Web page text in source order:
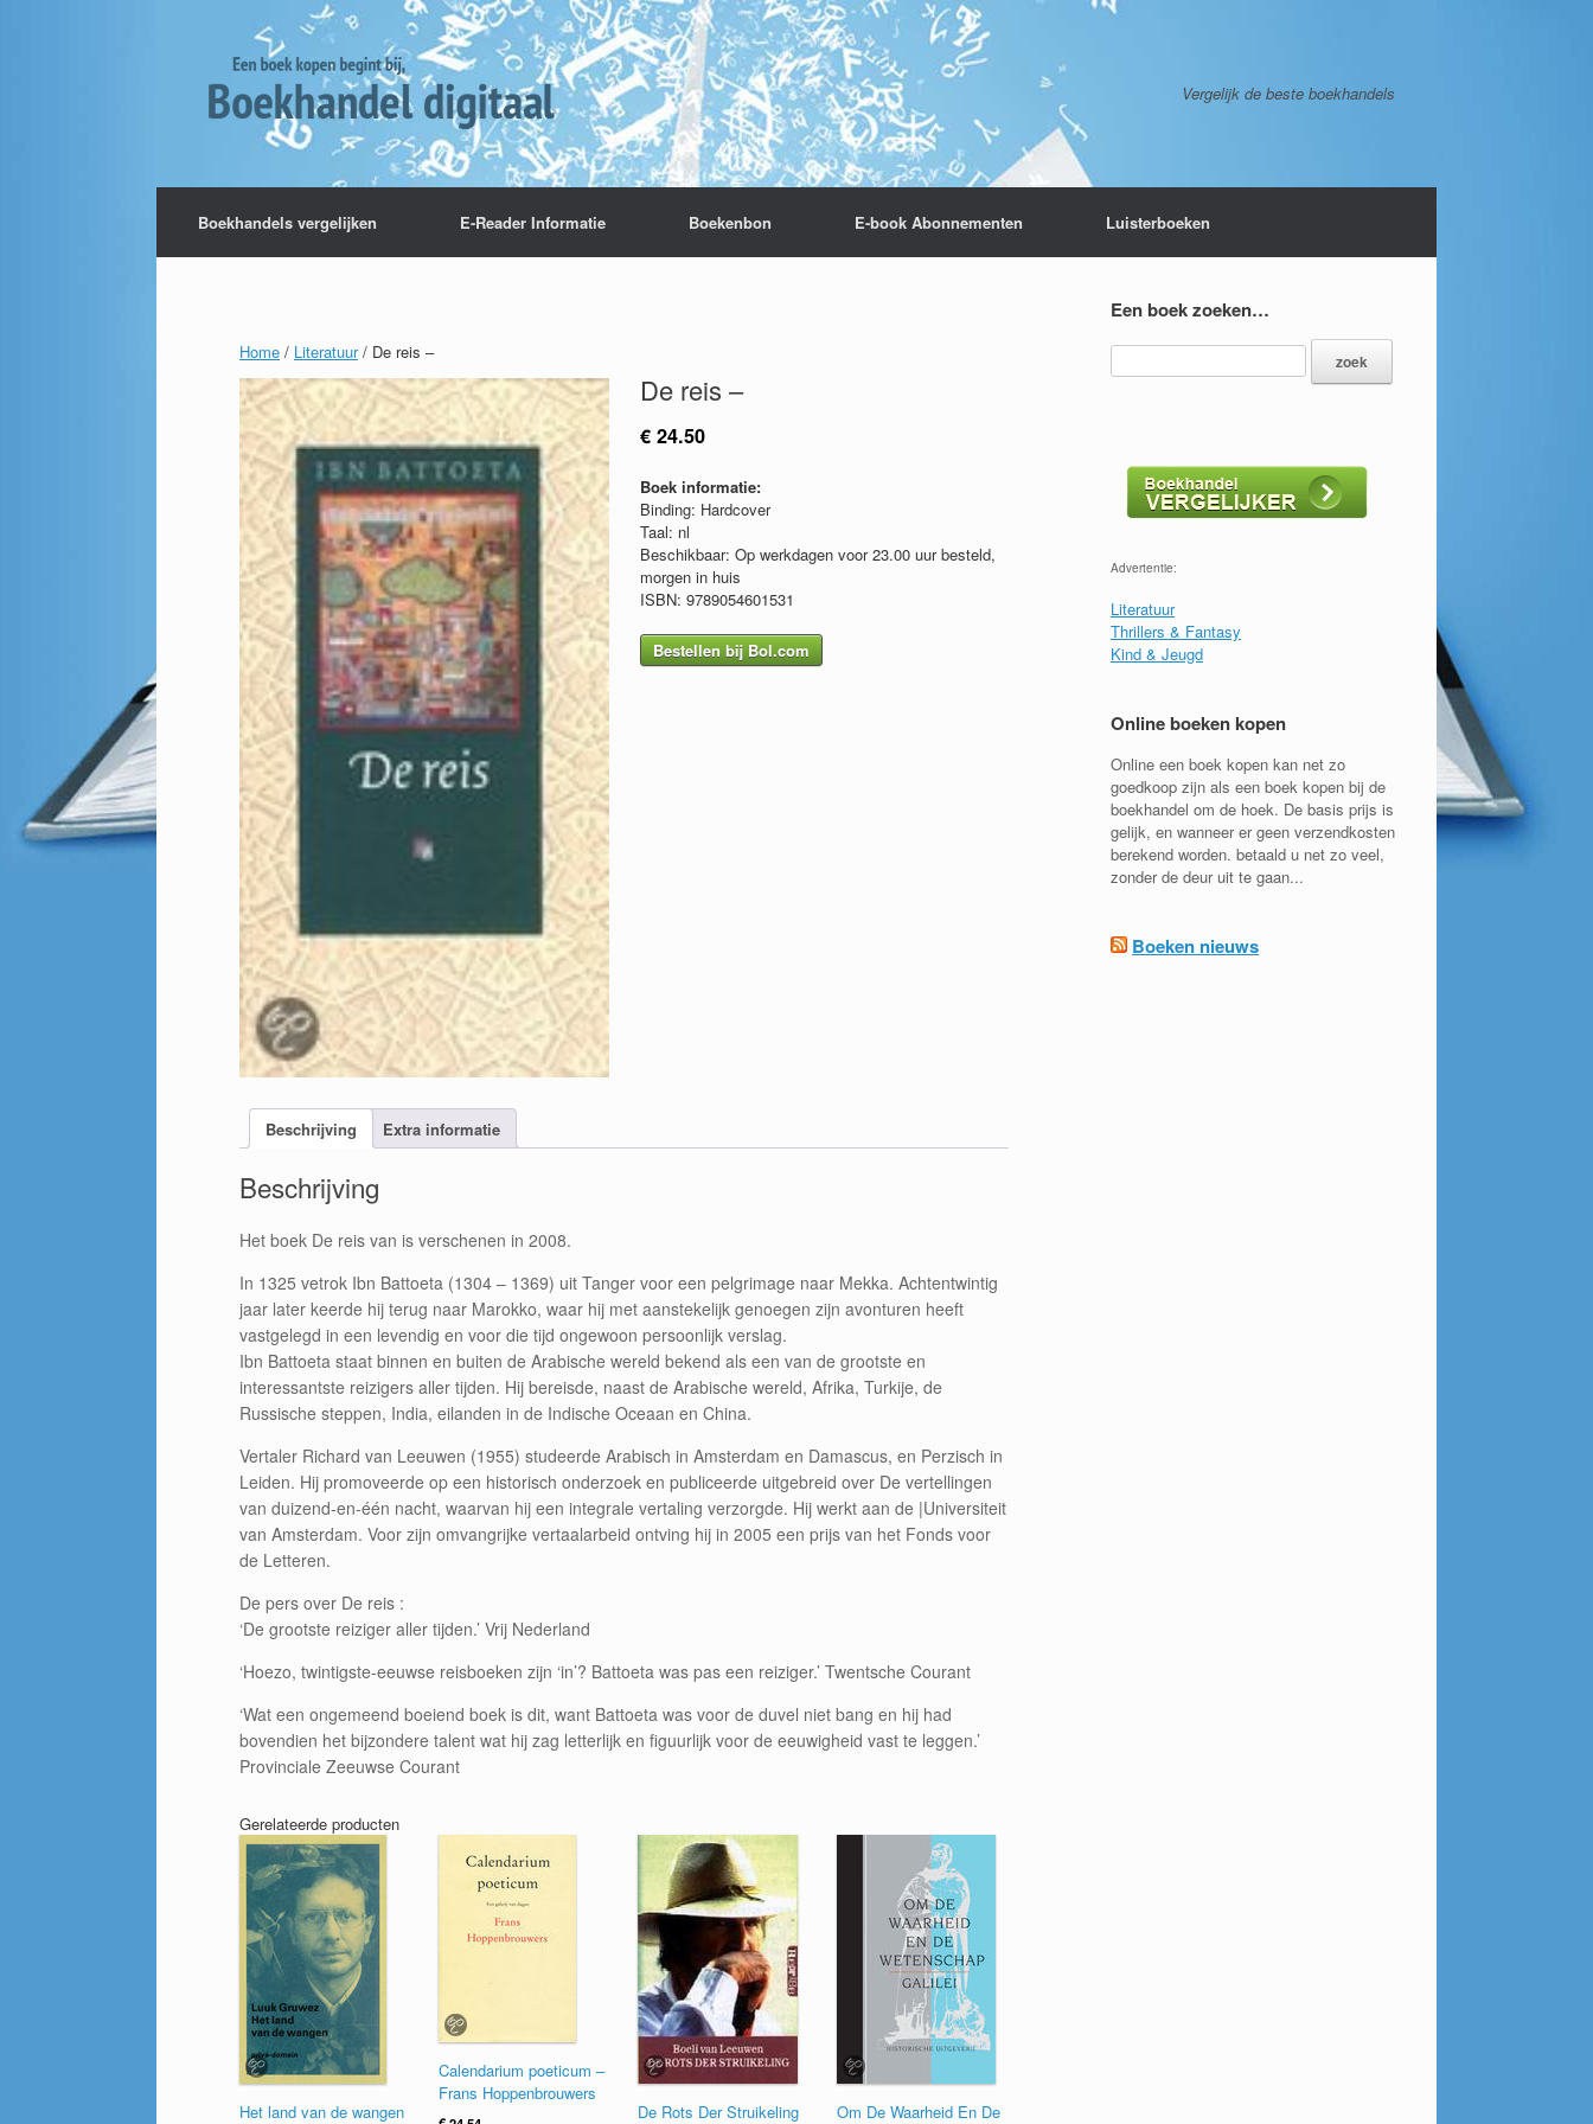
Vergelijk de beste boekhandels
Boekhandels vergelijken E-Reader Informatie Boekenbon E-book Abonnementen Luisterboeken
Home / Literatuur/ De reis –
De reis –
€ 24.50
Boek informatie:
Binding: Hardcover
Taal: nl
Beschikbaar: Op werkdagen voor 23.00 uur besteld,
morgen in huis
ISBN: 9789054601531
Bestellen bij Bol.com
Beschrijving Extra informatie
Beschrijving
Het boek De reis van is verschenen in 2008.
In 1325 vetrok Ibn Battoeta (1304 – 1369) uit Tanger voor een pelgrimage naar Mekka. Achtentwintig
jaar later keerde hij terug naar Marokko, waar hij met aanstekelijk genoegen zijn avonturen heeft
vastgelegd in een levendig en voor die tijd ongewoon persoonlijk verslag.
Ibn Battoeta staat binnen en buiten de Arabische wereld bekend als een van de grootste en
interessantste reizigers aller tijden. Hij bereisde, naast de Arabische wereld, Afrika, Turkije, de
Russische steppen, India, eilanden in de Indische Oceaan en China.
Vertaler Richard van Leeuwen (1955) studeerde Arabisch in Amsterdam en Damascus, en Perzisch in
Leiden. Hij promoveerde op een historisch onderzoek en publiceerde uitgebreid over De vertellingen
van duizend-en-één nacht, waarvan hij een integrale vertaling verzorgde. Hij werkt aan de |Universiteit
van Amsterdam. Voor zijn omvangrijke vertaalarbeid ontving hij in 2005 een prijs van het Fonds voor
de Letteren.
De pers over De reis :
‘De grootste reiziger aller tijden.’ Vrij Nederland
‘Hoezo, twintigste-eeuwse reisboeken zijn ‘in’? Battoeta was pas een reiziger.’ Twentsche Courant
‘Wat een ongemeend boeiend boek is dit, want Battoeta was voor de duvel niet bang en hij had
bovendien het bijzondere talent wat hij zag letterlijk en figuurlijk voor de eeuwigheid vast te leggen.’
Provinciale Zeeuwse Courant
Gerelateerde producten
Het land van de wangen
Calendarium poeticum –
Frans Hoppenbrouwers
De Rots Der Struikeling
Om De Waarheid En De
Een boek zoeken…
Advertentie:
Literatuur
Thrillers & Fantasy
Kind & Jeugd
Online boeken kopen
Online een boek kopen kan net zo
goedkoop zijn als een boek kopen bij de
boekhandel om de hoek. De basis prijs is
gelijk, en wanneer er geen verzendkosten
berekend worden. betaald u net zo veel,
zonder de deur uit te gaan...
Boeken nieuws